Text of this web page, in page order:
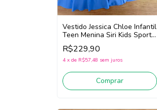
Vestido Jessica Chloe Infantil
Teen Menina Siri Kids Sport
Dança 44760 (Azul)
R$229,90
4 x de R$57,48 sem juros
Comprar